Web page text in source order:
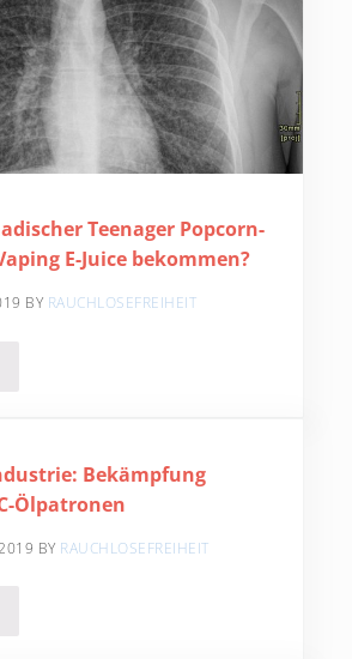
Teenager Popcorn-
E-Juice bekommen?
BY RAUCHLOSEFREIHEIT
kanadischer Teenager Popcorn-Lunge von
Bekämpfung
Ölpatronen
BY RAUCHLOSEFREIHEIT
Industrie: Bekämpfung illegaler THC-